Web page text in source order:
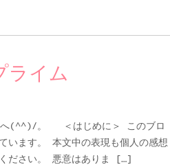
ライム
へ(^^)/。 ＜はじめに＞ このブロ
います。 本文中の表現も個人の感想
ださい。 悪意はありま […]